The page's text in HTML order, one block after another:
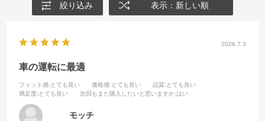
絞り込み 表示：新しい順
2026.7.3
車の運転に最適
フィット感:とても良い 価格感:とても良い 品質:とても良い
満足度:とても良い 次回もまた購入したいと思いますか:はい
モッチ